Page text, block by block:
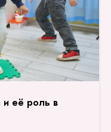
и её роль в